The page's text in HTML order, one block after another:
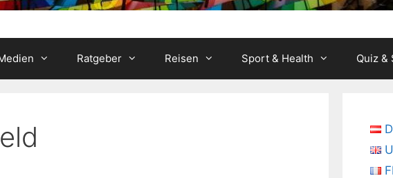
Ratgeber Reisen Sport & Health Quiz &